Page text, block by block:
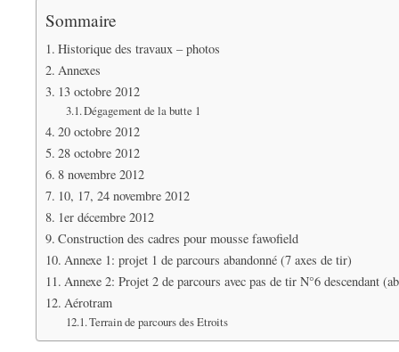
Sommaire
Historique des travaux – photos
Annexes
13 octobre 2012
Dégagement de la butte 1
20 octobre 2012
28 octobre 2012
8 novembre 2012
10, 17, 24 novembre 2012
1er décembre 2012
Construction des cadres pour mousse fawofield
Annexe 1: projet 1 de parcours abandonné (7 axes de tir)
Annexe 2: Projet 2 de parcours avec pas de tir N°6 descendant
Aérotram
Terrain de parcours des Etroits